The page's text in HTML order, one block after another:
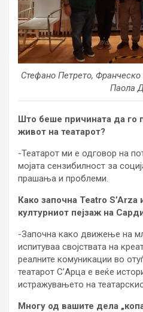
Стефано Петрето,
Паола
Што беше причината да го
живот на театарот?
-Театарот ми е одговор на
мојата сензибилност за
прашања и проблеми.
Како започна Teatro S’Arza
културниот пејзаж на
-Започна како движење на
испитуваа својствата на
реалните комуникации во
театарот С’Арца е веќе
истражувањето на
Многу од вашите дела